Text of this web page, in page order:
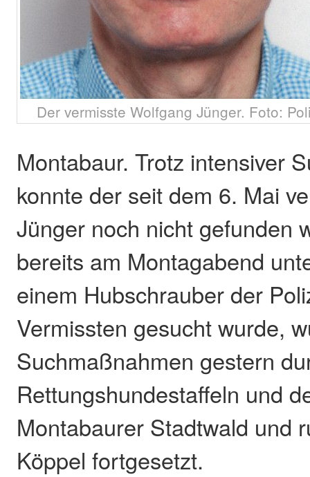
Der vermisste Wolfgang Jünger. Foto:
Montabaur. Trotz intensiver
konnte der seit dem 6. Mai
Jünger noch nicht gefunden
bereits am Montagabend
einem Hubschrauber der
Vermissten gesucht wurde,
Suchmaßnahmen gestern
Rettungshundestaffeln und
Montabaurer Stadtwald und
Köppel fortgesetzt.